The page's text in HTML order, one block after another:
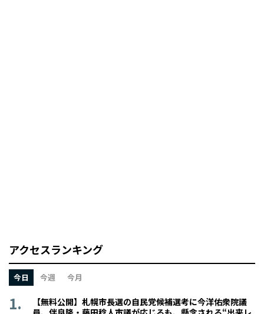
アクセスランキング
今日 今週 今月
【無料公開】札幌市長選の自民党候補選考に今洋佑衆院議